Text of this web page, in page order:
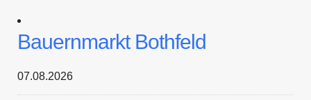
Bauernmarkt Bothfeld
07.08.2026